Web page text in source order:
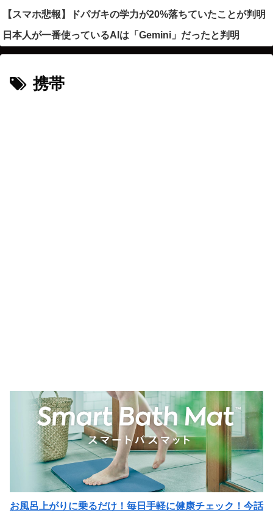
【スマホ悲報】ドパガキの学力が20%落ちていたことが判明
日本人が一番使っているAIは「Gemini」だったと判明
携帯
お風呂上がりに乗るだけ！毎日手軽に健康チェック！今話